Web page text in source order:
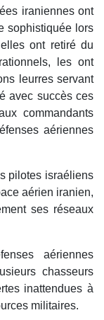
iraniennes ont
sophistiquée lors
ont retiré du
les ont
leurres servant
avec succès ces
commandants
aériennes
pilotes israéliens
aérien iranien,
ses réseaux
aériennes
chasseurs
inattendues à
militaires.